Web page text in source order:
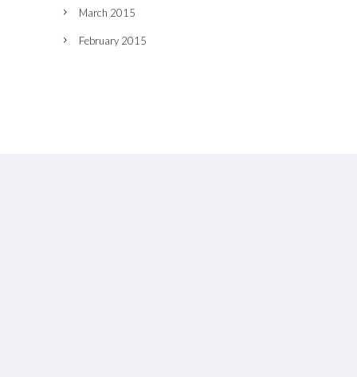
March 2015
February 2015